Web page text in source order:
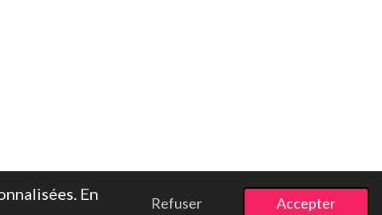
En
Refuser Accepter